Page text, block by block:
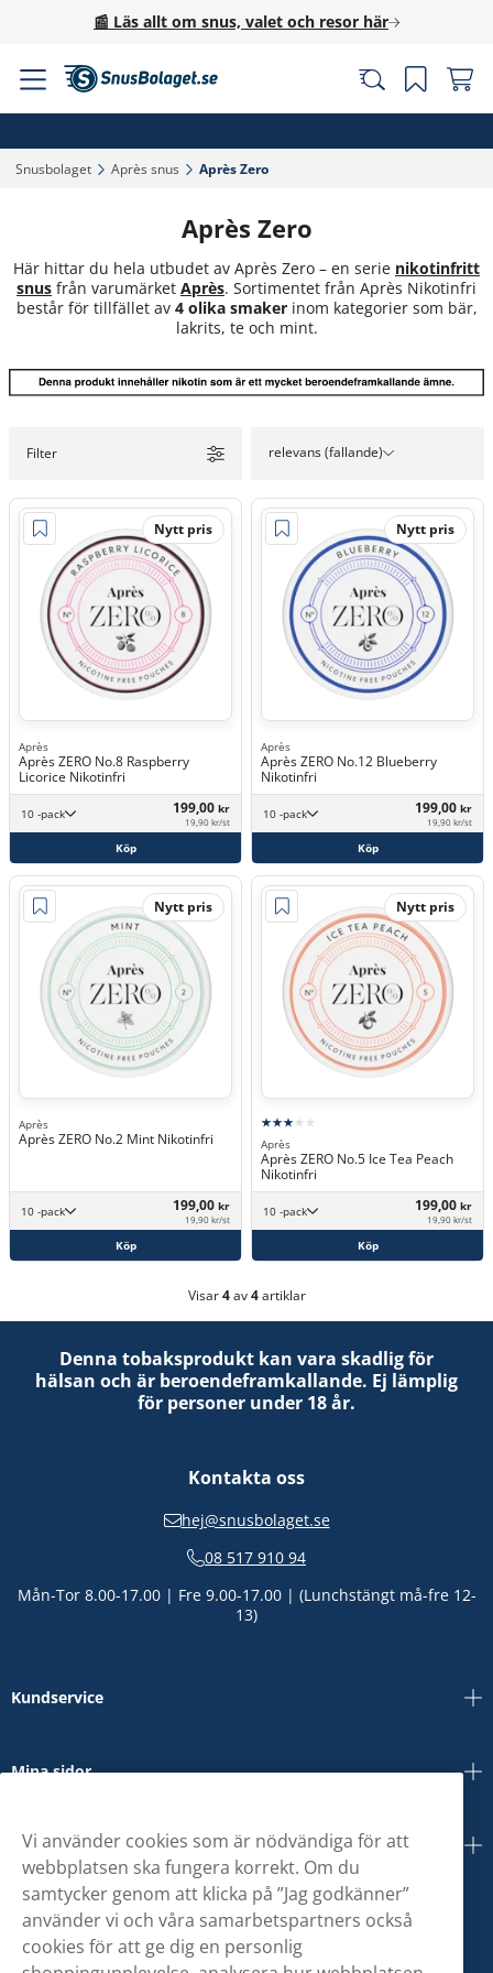
📰 Läs allt om snus, valet och resor här
Snusbolaget‎ Après snus‎ Après Zero‎
Après Zero
Här hittar du hela utbudet av Après Zero – en serie nikotinfritt
snus från varumärket Après. Sortimentet från Après Nikotinfri
består för tillfället av 4 olika smakerinom kategorier som bär,
lakrits, te och mint.
Filter relevans (fallande)
Nytt pris
Après
Après ZERO No.8 Raspberry
Licorice Nikotinfri
10 -pack 199,00 kr
19,90 kr/st
Köp
Nytt pris
Après
Après ZERO No.12 Blueberry
Nikotinfri
10 -pack 199,00 kr
19,90 kr/st
Köp
Nytt pris
Après
Après ZERO No.2 Mint Nikotinfri
10 -pack 199,00 kr
19,90 kr/st
Köp
Nytt pris
Après
Après ZERO No.5 Ice Tea Peach
Nikotinfri
10 -pack 199,00 kr
19,90 kr/st
Köp
Visar4av4artiklar
Denna tobaksprodukt kan vara skadlig för
hälsan och är beroendeframkallande. Ej lämplig
för personer under 18 år.
Kontakta oss
hej@snusbolaget.se
08 517 910 94
Mån-Tor 8.00-17.00 | Fre 9.00-17.00 | (Lunchstängt må-fre 12-
13)
Kundservice
Mina sidor
Om oss
Vi använder cookies som är nödvändiga för att
webbplatsen ska fungera korrekt. Om du
samtycker genom att klicka på ”Jag godkänner”
använder vi och våra samarbetspartners också
cookies för att ge dig en personlig